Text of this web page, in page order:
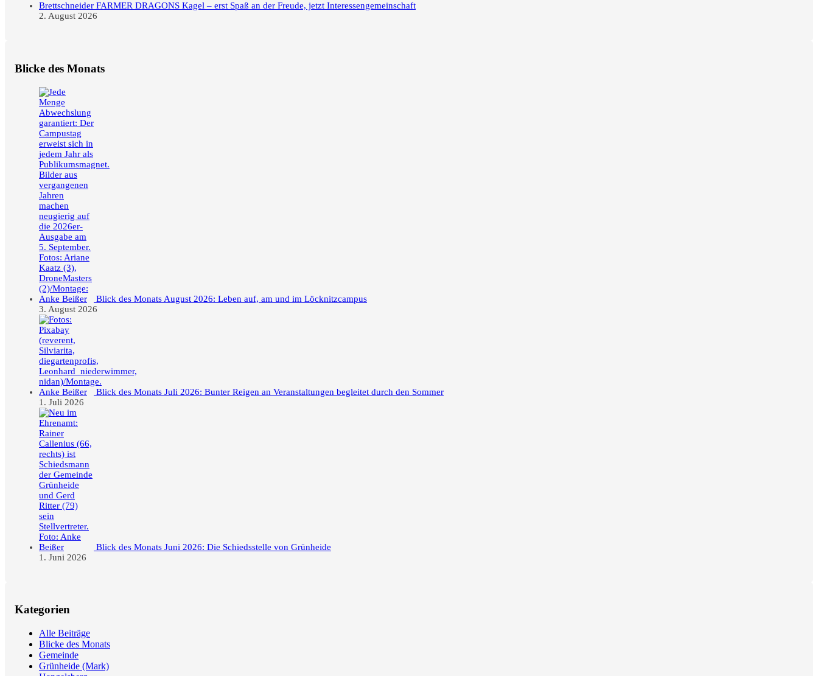
FARMER DRAGONS Kagel – erst Spaß an der Freude, jetzt Interessengemeinschaft
2. August 2026
Blicke des Monats
Blick des Monats August 2026: Leben auf, am und im Löcknitzcampus
3. August 2026
Blick des Monats Juli 2026: Bunter Reigen an Veranstaltungen begleitet durch den Sommer
1. Juli 2026
Blick des Monats Juni 2026: Die Schiedsstelle von Grünheide
1. Juni 2026
Kategorien
Alle Beiträge
Blicke des Monats
Gemeinde
Grünheide (Mark)